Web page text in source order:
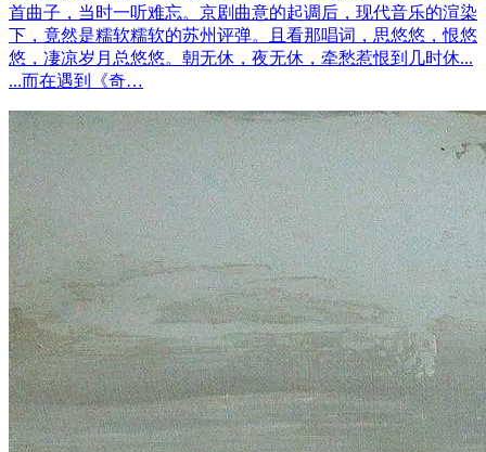
首曲子，当时一听难忘。京剧曲意的起调后，现代音乐的渲染
下，竟然是糯软糯软的苏州评弹。且看那唱词，思悠悠，恨悠
悠，凄凉岁月总悠悠。朝无休，夜无休，牵愁惹恨到几时休...
...而在遇到《奇…